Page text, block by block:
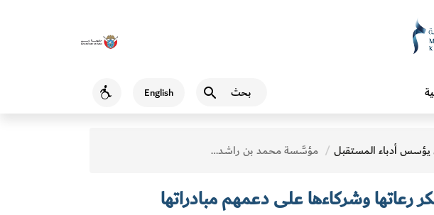
English
Accessibility
يؤسس أدباء المستقبل مؤسَّسة محمد بن راشد آل مكتوم للمعرفة تشكر رعاتها وشركاءها على دعمهم مبادراتها ومشاريعها خلال عامي 2019-2020
وشركاءها على دعمهم مبادراتها